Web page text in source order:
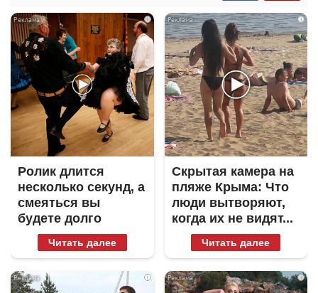
i
Ролик длится
несколько секунд, а
смеяться вы
будете долго
Читать далее
i
Скрытая камера на
пляже Крыма: Что
люди вытворяют,
когда их не видят...
Читать далее
i i